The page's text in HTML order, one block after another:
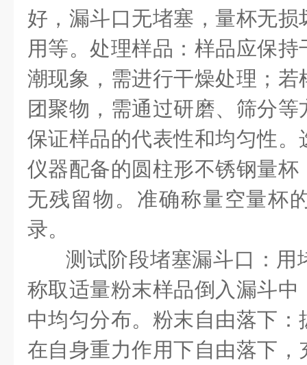
好，漏斗口无堵塞，量杯无
用等。处理样品：样品应保
潮现象，需进行干燥处理；
团聚物，需通过研磨、筛分
保证样品的代表性和均匀性
仪器配备的圆柱形不锈钢量
无残留物。准确称量空量杯
录。
测试阶段堵塞漏斗口：用
称取适量粉末样品倒入漏斗
中均匀分布。粉末自由落下
在自身重力作用下自由落下